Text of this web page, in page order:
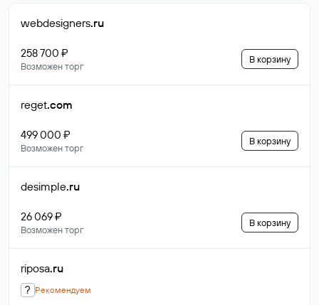
webdesigners.ru
258 700 ₽
Возможен торг
В корзину
reget.com
499 000 ₽
Возможен торг
В корзину
desimple.ru
26 069 ₽
Возможен торг
В корзину
riposa.ru
? Рекомендуем